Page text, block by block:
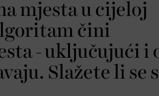
mjesta u cijeloj
čini
- uključujući i
Slažete li se s